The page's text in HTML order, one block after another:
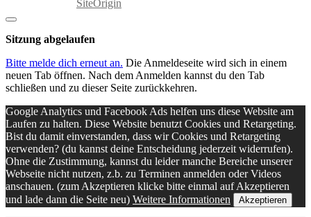
SiteOrigin
Dialog
schließen
Sitzung abgelaufen
Bitte melde dich erneut an. Die Anmeldeseite wird sich in einem
neuen Tab öffnen. Nach dem Anmelden kannst du den Tab
schließen und zu dieser Seite zurückkehren.
Google Analytics und Facebook Ads helfen uns diese Website am
Laufen zu halten. Diese Website benutzt Cookies und Retargeting.
Bist du damit einverstanden, dass wir Cookies und Retargeting
verwenden? (du kannst deine Entscheidung jederzeit widerrufen).
Ohne die Zustimmung, kannst du leider manche Bereiche unserer
Webseite nicht nutzen, z.b. zu Terminen anmelden oder Videos
anschauen. (zum Akzeptieren klicke bitte einmal auf Akzeptieren
und lade dann die Seite neu) Weitere Informationen Akzeptieren